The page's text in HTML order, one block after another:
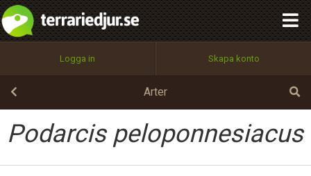
Logga in Skapa konto
Arter
Podarcis peloponnesiacus
Utför
100%
OK
integritetspolicy
Namn:
Epost:
Begär nytt lösenord
Tillbaka till förstasidan